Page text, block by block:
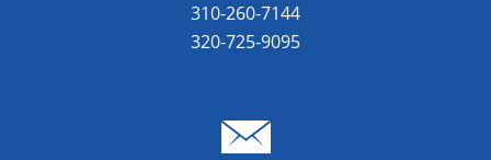
310-260-7144
320-725-9095